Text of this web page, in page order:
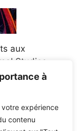
à
votre expérience
contenu
aux
Studios
après la